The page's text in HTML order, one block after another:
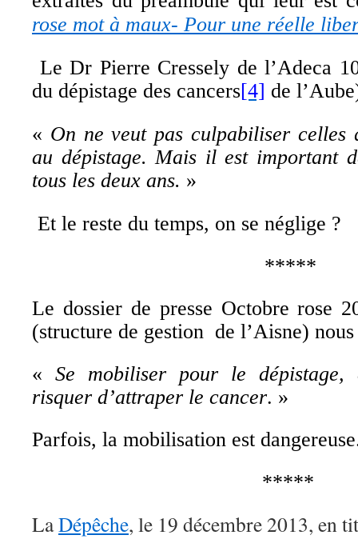
rose mot à maux- Pour une réelle
Le Dr Pierre Cressely de l’Adeca
du dépistage des cancers[4] de
« On ne veut pas culpabiliser celles
au dépistage. Mais il est important
tous les deux ans. »
Et le reste du temps, on se néglige ?
*****
Le dossier de presse Octobre rose
(structure de gestion de l’Aisne)
« Se mobiliser pour le dépistage,
risquer d’attraper le cancer. »
Parfois, la mobilisation est
*****
LaDépêche, le 19 décembre 2013, en